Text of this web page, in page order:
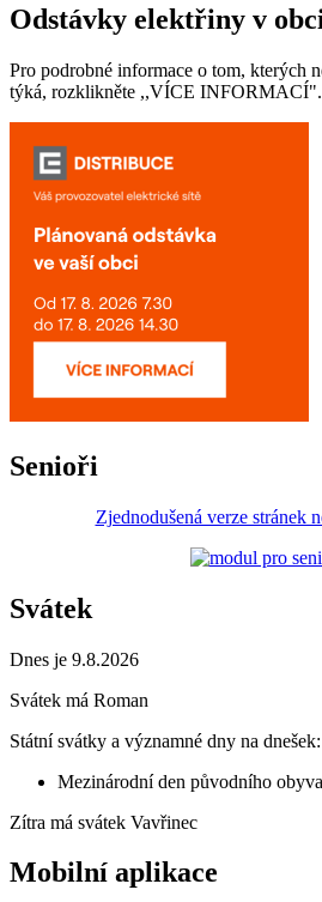
Odstávky elektřiny v
Pro podrobné informace o tom, kterých
týká, rozklikněte ,,VÍCE INFORMACÍ".
Senioři
Zjednodušená verze stránek
Svátek
Dnes je 9.8.2026
Svátek má Roman
Státní svátky a významné dny na dnešek:
Mezinárodní den původního
Zítra má svátek Vavřinec
Mobilní aplikace